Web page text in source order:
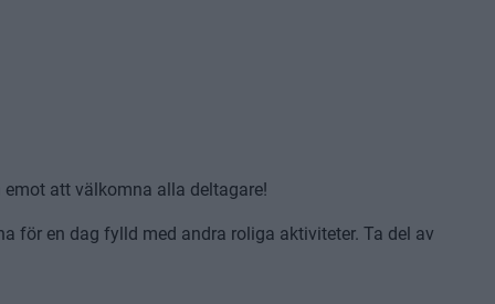
att välkomna alla deltagare!
för en dag fylld med andra roliga aktiviteter. Ta del av